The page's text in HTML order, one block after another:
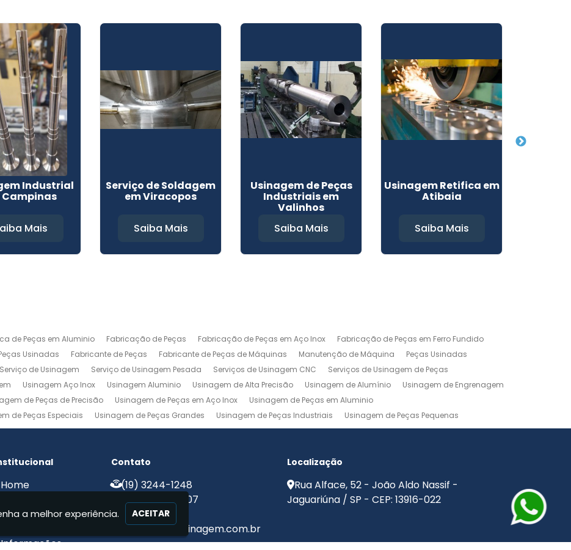
Industrial
Campinas
Mais
Serviço de Soldagem
em Viracopos
Saiba Mais
Usinagem de Peças
Industriais em
Valinhos
Saiba Mais
Usinagem Retifica em
Atibaia
Saiba Mais
de Peças em Aluminio Fabricação de Peças Fabricação de Peças em Aço Inox
Fabricação de Peças em Ferro Fundido
Usinadas Fabricante de Peças Fabricante de Peças de Máquinas Manutenção de Máquina
Peças Usinadas
Serviço de Usinagem Serviço de Usinagem Pesada Serviços de Usinagem CNC
Serviços de Usinagem de Peças
Usinagem Aço Inox Usinagem Aluminio Usinagem de Alta Precisão Usinagem de Alumínio
Usinagem de Engrenagem
de Peças de Precisão Usinagem de Peças em Aço Inox
Usinagem de Peças em Aluminio
de Peças Especiais Usinagem de Peças Grandes Usinagem de Peças Industriais
Usinagem de Peças Pequenas
Usinagem Ferramentaria Usinagem Fresa Usinagem Fresamento Usinagem Industrial
Usinagem Leve
Home
Serviços
Informações
Contato
(19) 3244-1248
(19) 99775-8907
contato@mjcusinagem.com.br
Localização
Rua Alface, 52 - João Aldo Nassif -
Jaguariúna / SP - CEP: 13916-022
a melhor experiência. ACEITAR